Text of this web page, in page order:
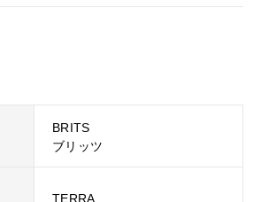
BRITS
ブリッツ
TERRA